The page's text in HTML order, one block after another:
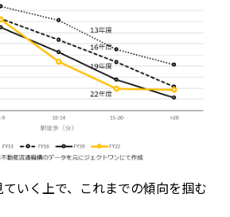
いく上で、これまでの傾向を掴む